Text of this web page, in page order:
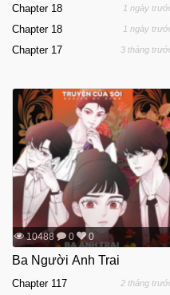
Chapter 18 1 ngày
Chapter 18 1 ngày
Chapter 17 3 tháng
10488 0 0
Ba Người Anh Trai
Chapter 117 2 tháng